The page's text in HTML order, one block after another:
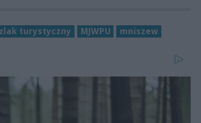
turystyczny MJWPU mniszew